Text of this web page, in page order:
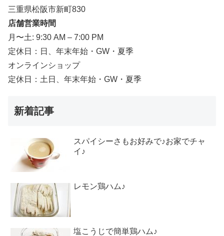
三重県松阪市新町830
店舗営業時間
月〜土: 9:30 AM – 7:00 PM
定休日：日、年末年始・GW・夏季
オンラインショップ
定休日：土日、年末年始・GW・夏季
新着記事
スパイシーさもお好みで♪お家でチャ
イ♪
レモン鶏ハム♪
塩こうじで簡単鶏ハム♪